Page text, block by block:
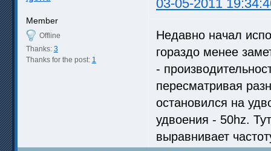
03-05-2011
Member
Offline
Thanks: 3
Thanks for the post: 1
Недавно начал
гораздо менее
-
пересматривая
остановился на
удвоения - 50hz.
выравнивает